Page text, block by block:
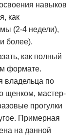
навыков
как
(2-4 недели),
более).
как полный
формате.
владельца по
щенком, мастер-
прогулки
Примерная
на данной